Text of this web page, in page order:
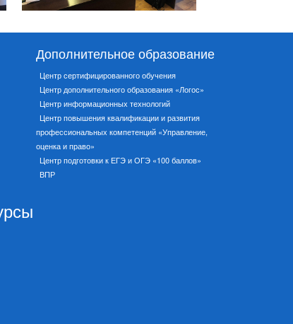
Дополнительное образование
Центр сертифицированного обучения
Центр дополнительного образования «Логос»
Центр информационных технологий
Центр повышения квалификации и развития
профессиональных компетенций «Управление,
оценка и право»
Центр подготовки к ЕГЭ и ОГЭ «100 баллов»
ВПР